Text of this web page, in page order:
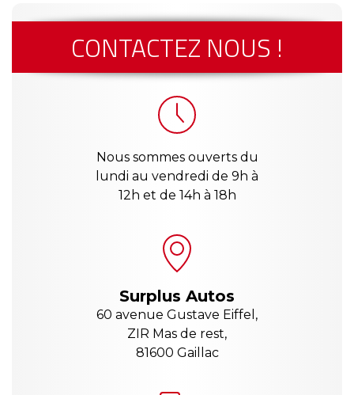
CONTACTEZ NOUS !
Nous sommes ouverts du
lundi au vendredi de 9h à
12h et de 14h à 18h
Surplus Autos
60 avenue Gustave Eiffel,
ZIR Mas de rest,
81600 Gaillac